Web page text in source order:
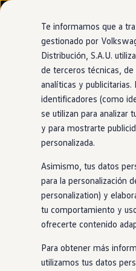
Ir
directamente
al contenido
Ir
directamente
al pie de
página
Nuevo ID. Cross
Vehículos
Compra y ofertas
Volkswagen nuevo
Volkswagen de
Financiación
My Renting
My Way
Seguros
Empresas
Autoescuelas
Eléctricos e híbridos
Más sobre híbridos
Plan Auto +
Etiquetas DGT
Simulador de
Carga y autonomía
Soluciones de
Tarifas de carga
Carga en casa
Modos de
Asistente de
Corrige tu
te desvías
Mantendrás tu dirección sin
detecta las líneas del
involuntaria, te avisa.
gira suavemente el
la carretera.
Te informamos que a
gestionado por
Distribución, S.A.U.
de terceros técnicas, de
analíticas y
identificadores (como
se utilizan para analizar
y para mostrarte
personalizada.
Asimismo, tus datos
para la personalización
personalization) y
tu comportamiento y
ofrecerte contenido
Para obtener más
utilizamos tus datos